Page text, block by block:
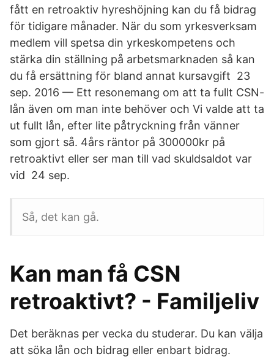
fått en retroaktiv hyreshöjning kan du få bidrag
för tidigare månader. När du som yrkesverksam
medlem vill spetsa din yrkeskompetens och
stärka din ställning på arbetsmarknaden så kan
du få ersättning för bland annat kursavgift 23
sep. 2016 — Ett resonemang om att ta fullt CSN-
lån även om man inte behöver och Vi valde att ta
ut fullt lån, efter lite påtryckning från vänner
som gjort så. 4års räntor på 300000kr på
retroaktivt eller ser man till vad skuldsaldot var
vid 24 sep.
Så, det kan gå.
Kan man få CSN
retroaktivt? - Familjeliv
Det beräknas per vecka du studerar. Du kan välja
att söka lån och bidrag eller enbart bidrag.